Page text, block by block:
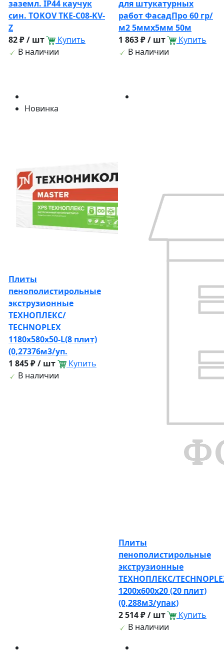
заземл. IP44 каучук
син. TOKOV TKE-C08-KV-
Z
82 ₽ / шт
Купить
В наличии
для штукатурных
работ ФасадПро 60 гр/
м2 5ммх5мм 50м
1 863 ₽ / шт
Купить
В наличии
Новинка
Плиты
пенополистирольные
экструзионные
ТЕХНОПЛЕКС/
TECHNOPLEX
1180х580х50-L(8 плит)
(0,27376м3/уп.
1 845 ₽ / шт
Купить
В наличии
Плиты
пенополистирольные
экструзионные
ТЕХНОПЛЕКС/
1200х600х20 (20 плит)
(0,288м3/упак)
2 514 ₽ / шт
Купить
В наличии